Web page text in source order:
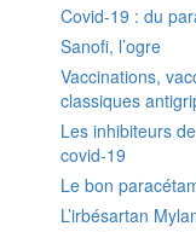
Covid-19 : du
Sanofi, l’ogre
Vaccinations,
classiques
Les inhibiteurs
covid-19
Le bon
L’irbésartan